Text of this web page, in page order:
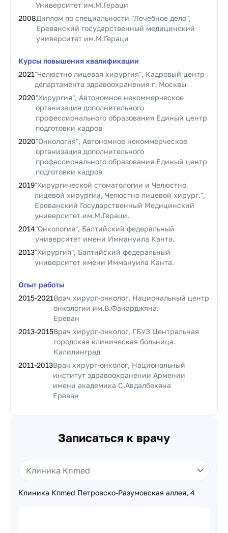
Университет им.М.Гераци
2008Диплом по специальности "Лечебное дело",
Ереванский государственный медицинский
университет им.М.Гераци
Курсы повышения квалификации
2021"Челюстно лицевая хирургия", Кадровый центр
департамента здравоохранения г. Москвы
2020"Хирургия", Автономное некоммерческое
организация дополнительного
профессионального образования Единый центр
подготовки кадров
2020"Онкология", Автономное некоммерческое
организация дополнительного
профессионального образования Единый центр
подготовки кадров
2019"Хирургической стоматологии и Челюстно
лицевой хирургии, Челюстно лицевой хирург.",
Ереванский Государственный Медицинский
университет им.М.Гераци.
2014"Онкология", Балтийский федеральный
университет имени Иммануила Канта.
2013"Хирургия", Балтийский федеральный
университет имени Иммануила Канта.
Опыт работы
2015-2021Врач хирург-онколог, Национальный центр
онкологии им.В.Фанарджяна.
Ереван
2013-2015Врач хирург-онколог, ГБУЗ Центральная
городская клиническая больница.
Калилинград
2011-2013Врач хирург-онколог, Национальный
институт здравоохранении Армении
имени академика С.Авдалбекяна
Ереван
Записаться к врачу
Клиника Кпmed Петровско-Разумовская аллея, 4